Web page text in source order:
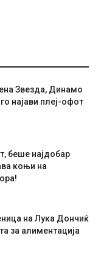
Звезда, Динамо
најави плеј-офот
беше најдобар
коњи на
на Лука Дончиќ
за алиментација